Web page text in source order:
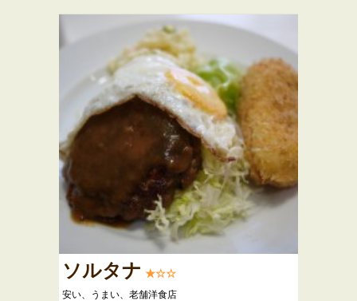
ソルタナ ★☆☆
安い、うまい、老舗洋食店